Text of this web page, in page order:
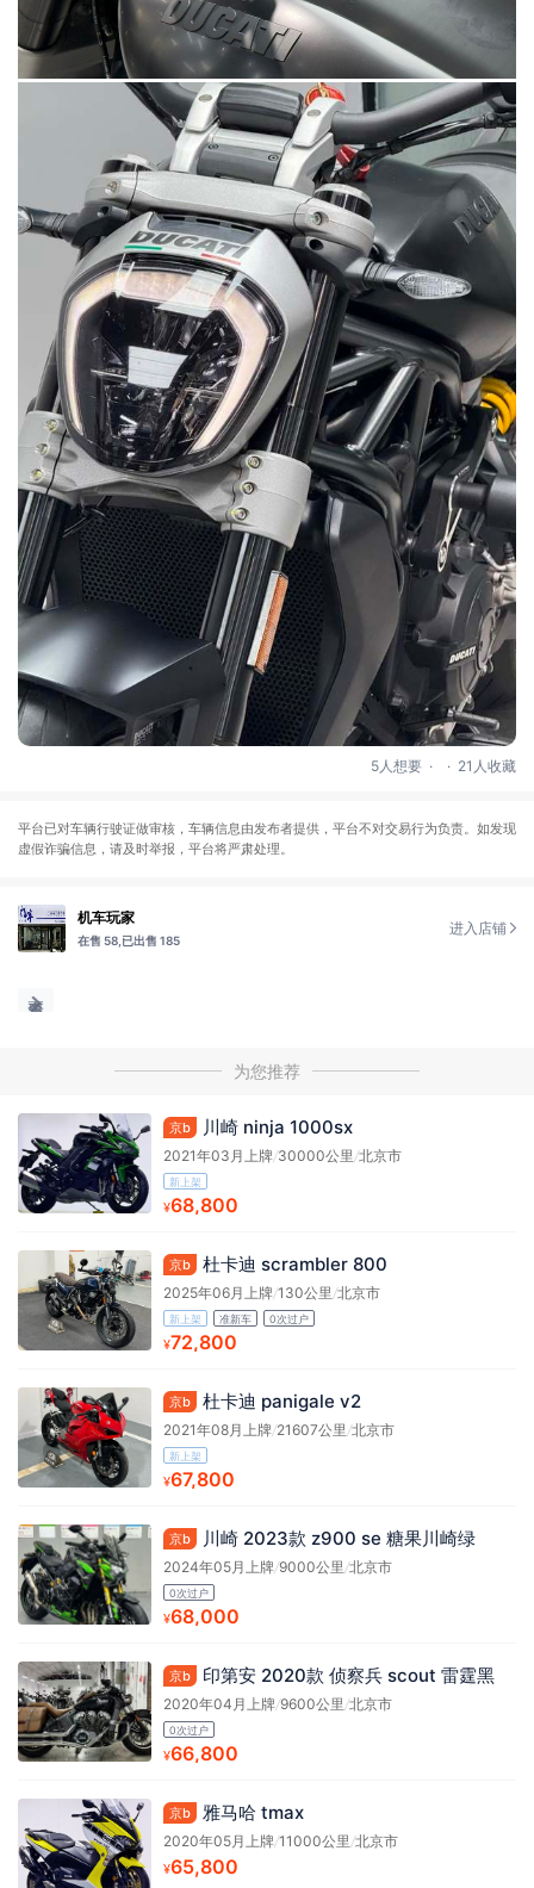
5人想要 . . 21人收藏
平台已对车辆行驶证做审核，车辆信息由发布者提供，平台不对交易行为负责。如发现
虚假诈骗信息，请及时举报，平台将严肃处理。
机车玩家
在售 58, 已出售 185
进入店铺
为您推荐
京b 川崎 ninja 1000sx
2021年03月上牌/30000公里 /北京市
新上架
¥68,800
京b 杜卡迪 scrambler 800
2025年06月上牌/130公里 /北京市
新上架 准新车 0次过户
¥72,800
京b 杜卡迪 panigale v2
2021年08月上牌/21607公里 /北京市
新上架
¥67,800
京b 川崎 2023款 z900 se 糖果川崎绿
2024年05月上牌/9000公里 /北京市
0次过户
¥68,000
京b 印第安 2020款 侦察兵 scout 雷霆黑
2020年04月上牌/9600公里 /北京市
0次过户
¥66,800
京b 雅马哈 tmax
2020年05月上牌/11000公里 /北京市
¥65,800